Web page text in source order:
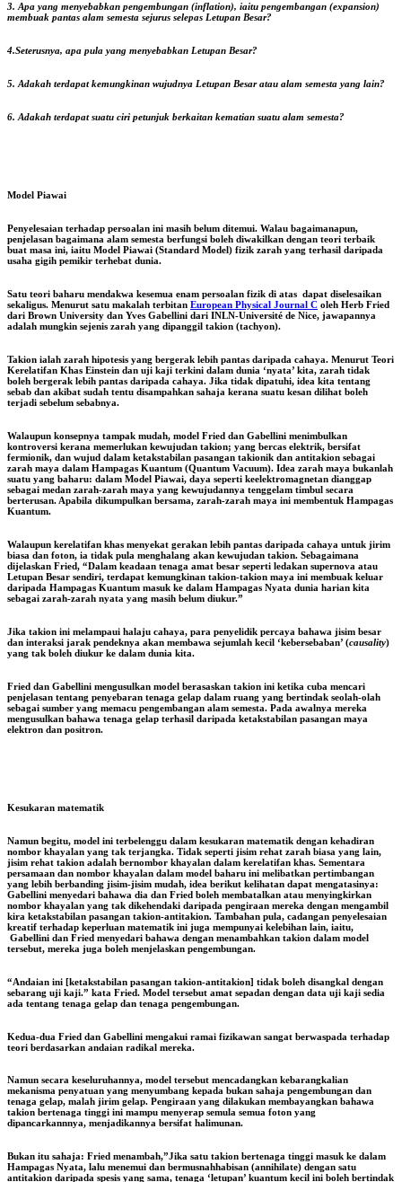
3. Apa yang menyebabkan pengembungan (inflation), iaitu pengembangan (expansion)
membuak pantas alam semesta sejurus selepas Letupan Besar?
4.Seterusnya, apa pula yang menyebabkan Letupan Besar?
5. Adakah terdapat kemungkinan wujudnya Letupan Besar atau alam semesta yang lain?
6. Adakah terdapat suatu ciri petunjuk berkaitan kematian suatu alam semesta?
Model Piawai
Penyelesaian terhadap persoalan ini masih belum ditemui. Walau bagaimanapun,
penjelasan bagaimana alam semesta berfungsi boleh diwakilkan dengan teori terbaik
buat masa ini, iaitu Model Piawai (Standard Model) fizik zarah yang terhasil daripada
usaha gigih pemikir terhebat dunia.
Satu teori baharu mendakwa kesemua enam persoalan fizik di atas dapat diselesaikan
sekaligus. Menurut satu makalah terbitan European Physical Journal C oleh Herb Fried
dari Brown University dan Yves Gabellini dari INLN-Université de Nice, jawapannya
adalah mungkin sejenis zarah yang dipanggil takion (tachyon).
Takion ialah zarah hipotesis yang bergerak lebih pantas daripada cahaya. Menurut Teori
Kerelatifan Khas Einstein dan uji kaji terkini dalam dunia ‘nyata’ kita, zarah tidak
boleh bergerak lebih pantas daripada cahaya. Jika tidak dipatuhi, idea kita tentang
sebab dan akibat sudah tentu disampahkan sahaja kerana suatu kesan dilihat boleh
terjadi sebelum sebabnya.
Walaupun konsepnya tampak mudah, model Fried dan Gabellini menimbulkan
kontroversi kerana memerlukan kewujudan takion; yang bercas elektrik, bersifat
fermionik, dan wujud dalam ketakstabilan pasangan takionik dan antitakion sebagai
zarah maya dalam Hampagas Kuantum (Quantum Vacuum). Idea zarah maya bukanlah
suatu yang baharu: dalam Model Piawai, daya seperti keelektromagnetan dianggap
sebagai medan zarah-zarah maya yang kewujudannya tenggelam timbul secara
berterusan. Apabila dikumpulkan bersama, zarah-zarah maya ini membentuk Hampagas
Kuantum.
Walaupun kerelatifan khas menyekat gerakan lebih pantas daripada cahaya untuk jirim
biasa dan foton, ia tidak pula menghalang akan kewujudan takion. Sebagaimana
dijelaskan Fried, “Dalam keadaan tenaga amat besar seperti ledakan supernova atau
Letupan Besar sendiri, terdapat kemungkinan takion-takion maya ini membuak keluar
daripada Hampagas Kuantum masuk ke dalam Hampagas Nyata dunia harian kita
sebagai zarah-zarah nyata yang masih belum diukur.”
Jika takion ini melampaui halaju cahaya, para penyelidik percaya bahawa jisim besar
dan interaksi jarak pendeknya akan membawa sejumlah kecil ‘kebersebaban’ (causality)
yang tak boleh diukur ke dalam dunia kita.
Fried dan Gabellini mengusulkan model berasaskan takion ini ketika cuba mencari
penjelasan tentang penyebaran tenaga gelap dalam ruang yang bertindak seolah-olah
sebagai sumber yang memacu pengembangan alam semesta. Pada awalnya mereka
mengusulkan bahawa tenaga gelap terhasil daripada ketakstabilan pasangan maya
elektron dan positron.
Kesukaran matematik
Namun begitu, model ini terbelenggu dalam kesukaran matematik dengan kehadiran
nombor khayalan yang tak terjangka. Tidak seperti jisim rehat zarah biasa yang lain,
jisim rehat takion adalah bernombor khayalan dalam kerelatifan khas. Sementara
persamaan dan nombor khayalan dalam model baharu ini melibatkan pertimbangan
yang lebih berbanding jisim-jisim mudah, idea berikut kelihatan dapat mengatasinya:
Gabellini menyedari bahawa dia dan Fried boleh membatalkan atau menyingkirkan
nombor khayalan yang tak dikehendaki daripada pengiraan mereka dengan mengambil
kira ketakstabilan pasangan takion-antitakion. Tambahan pula, cadangan penyelesaian
kreatif terhadap keperluan matematik ini juga mempunyai kelebihan lain, iaitu,
Gabellini dan Fried menyedari bahawa dengan menambahkan takion dalam model
tersebut, mereka juga boleh menjelaskan pengembungan.
“Andaian ini [ketakstabilan pasangan takion-antitakion] tidak boleh disangkal dengan
sebarang uji kaji.” kata Fried. Model tersebut amat sepadan dengan data uji kaji sedia
ada tentang tenaga gelap dan tenaga pengembungan.
Kedua-dua Fried dan Gabellini mengakui ramai fizikawan sangat berwaspada terhadap
teori berdasarkan andaian radikal mereka.
Namun secara keseluruhannya, model tersebut mencadangkan kebarangkalian
mekanisma penyatuan yang menyumbang kepada bukan sahaja pengembungan dan
tenaga gelap, malah jirim gelap. Pengiraan yang dilakukan membayangkan bahawa
takion bertenaga tinggi ini mampu menyerap semula semua foton yang
dipancarkannnya, menjadikannya bersifat halimunan.
Bukan itu sahaja: Fried menambah,”Jika satu takion bertenaga tinggi masuk ke dalam
Hampagas Nyata, lalu menemui dan bermusnahhabisan (annihilate) dengan satu
antitakion daripada spesis yang sama, tenaga ‘letupan’ kuantum kecil ini boleh bertindak